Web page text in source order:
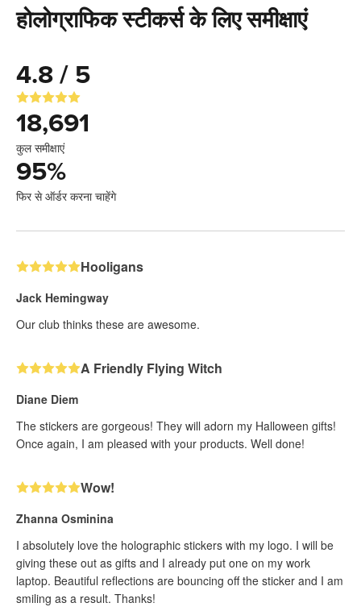
होलोग्राफिक स्टीकर्स के लिए समीक्षाएं
4.8 / 5
18,691
कुल समीक्षाएं
95%
फिर से ऑर्डर करना चाहेंगे
Hooligans
Jack Hemingway
Our club thinks these are awesome.
A Friendly Flying Witch
Diane Diem
The stickers are gorgeous! They will adorn my Halloween gifts!
Once again, I am pleased with your products. Well done!
Wow!
Zhanna Osminina
I absolutely love the holographic stickers with my logo. I will be
giving these out as gifts and I already put one on my work
laptop. Beautiful reflections are bouncing off the sticker and I am
smiling as a result. Thanks!